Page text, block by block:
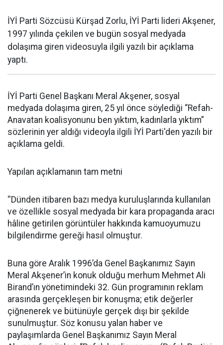
İYİ Parti Sözcüsü Kürşad Zorlu, İYİ Parti lideri Akşener,
1997 yılında çekilen ve bugün sosyal medyada
dolaşıma giren videosuyla ilgili yazılı bir açıklama
yaptı.
İYİ Parti Genel Başkanı Meral Akşener, sosyal
medyada dolaşıma giren, 25 yıl önce söylediği “Refah-
Anavatan koalisyonunu ben yıktım, kadınlarla yıktım”
sözlerinin yer aldığı videoyla ilgili İYİ Parti'den yazılı bir
açıklama geldi.
Yapılan açıklamanın tam metni
''Dünden itibaren bazı medya kuruluşlarında kullanılan
ve özellikle sosyal medyada bir kara propaganda aracı
hâline getirilen görüntüler hakkında kamuoyumuzu
bilgilendirme gereği hasıl olmuştur.
Buna göre Aralık 1996’da Genel Başkanımız Sayın
Meral Akşener’in konuk olduğu merhum Mehmet Ali
Birand’ın yönetimindeki 32. Gün programının reklam
arasında gerçekleşen bir konuşma; etik değerler
çiğnenerek ve bütünüyle gerçek dışı bir şekilde
sunulmuştur. Söz konusu yalan haber ve
paylaşımlarda Genel Başkanımız Sayın Meral